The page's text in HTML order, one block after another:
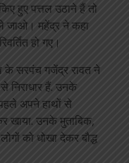
हुए पत्तल उठाने हैं तो
जाओ। महेंद्र ने कहा
हो गए।
के सरपंच गजेंद्र रावत ने
निराधार हैं. उनके
अपने हाथों से
खाया. उनके मुताबिक,
को धोखा देकर बौद्ध